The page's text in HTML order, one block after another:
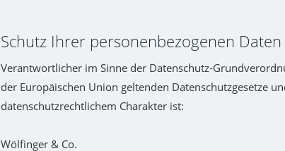
Schutz Ihrer personenbezogenen Daten
Verantwortlicher im Sinne der Datenschutz-
der Europäischen Union geltenden Datenschutzgesetze
datenschutzrechtlichem Charakter ist:
Wölfinger & Co.